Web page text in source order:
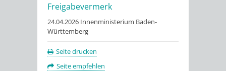
Freigabevermerk
24.04.2026 Innenministerium Baden-
Württemberg
Seite drucken
Seite empfehlen